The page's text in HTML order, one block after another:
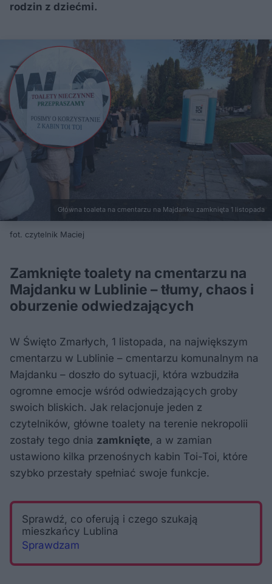
rodzin z dziećmi.
Główna toaleta na cmentarzu na Majdanku zamknięta 1 listopada
fot. czytelnik Maciej
Zamknięte toalety na cmentarzu na
Majdanku w Lublinie – tłumy, chaos i
oburzenie odwiedzających
W Święto Zmarłych, 1 listopada, na największym
cmentarzu w Lublinie – cmentarzu komunalnym na
Majdanku – doszło do sytuacji, która wzbudziła
ogromne emocje wśród odwiedzających groby
swoich bliskich. Jak relacjonuje jeden z
czytelników, główne toalety na terenie nekropolii
zostały tego dnia zamknięte , a w zamian
ustawiono kilka przenośnych kabin Toi-Toi, które
szybko przestały spełniać swoje funkcje.
Sprawdź, co oferują i czego szukają
mieszkańcy Lublina
Sprawdzam